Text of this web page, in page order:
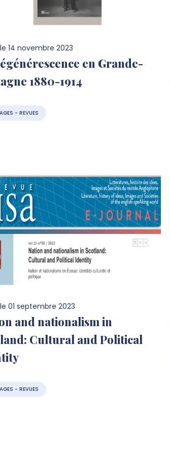
le14 novembre 2023
en Grande-
1880-1914
- REVUES
le01 septembre 2023
and nationalism in
Cultural and Political
- REVUES